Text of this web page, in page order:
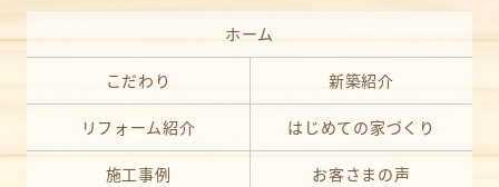
ホーム
こだわり 新築紹介
リフォーム紹介 はじめての家づくり
施工事例 お客さまの声